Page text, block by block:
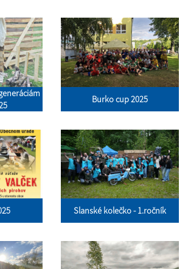
Burko cup 2025
Slanské kolečko - 1.ročník